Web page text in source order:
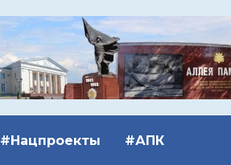
#Нацпроекты #АПК